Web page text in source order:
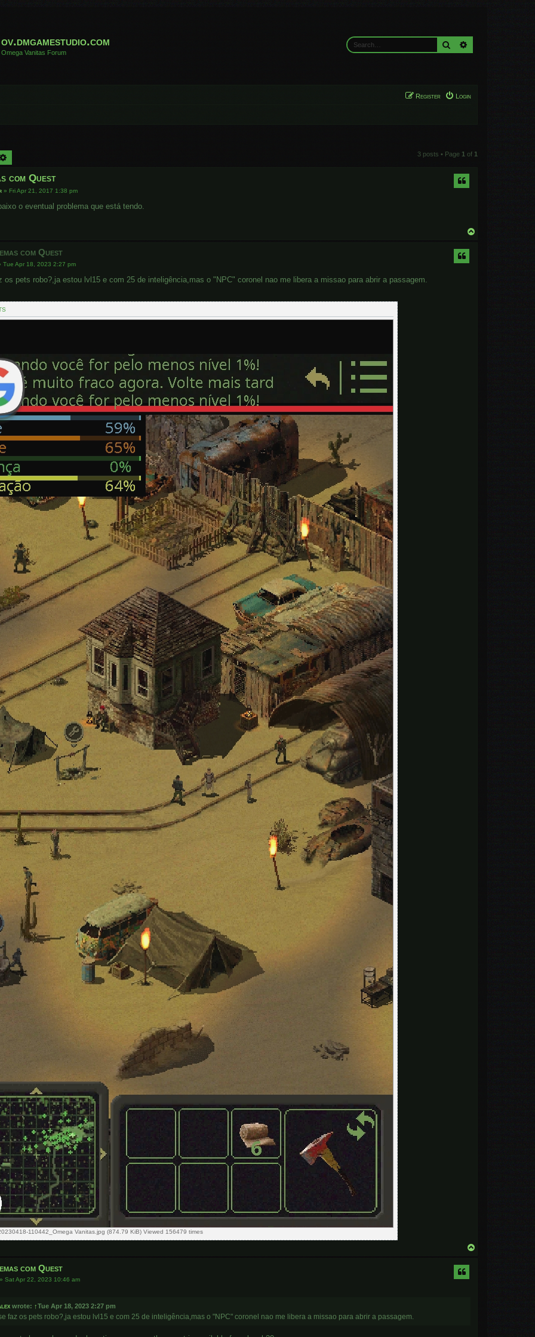
ov.dmgamestudio.com
Omega Vanitas Forum
Search
Login
Register
3 posts • Page 1 of 1
com Quest
» Fri Apr 21, 2017 1:38 pm
o eventual problema que está tendo.
com Quest
Tue Apr 18, 2023 2:27 pm
os pets robo?,ja estou lvl15 e com 25 de inteligência,mas o "NPC" coronel nao me libera a missao para abrir a passagem.
110442_Omega Vanitas.jpg (874.79 KiB) Viewed 156479 times
com Quest
»Sat Apr 22, 2023 10:46 am
wrote: ↑Tue Apr 18, 2023 2:27 pm
faz os pets robo?,ja estou lvl15 e com 25 de inteligência,mas o "NPC" coronel nao me libera a missao para abrir a passagem.